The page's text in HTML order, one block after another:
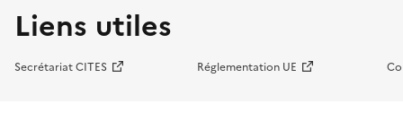
Liens utiles
Secrétariat CITES Réglementation UE